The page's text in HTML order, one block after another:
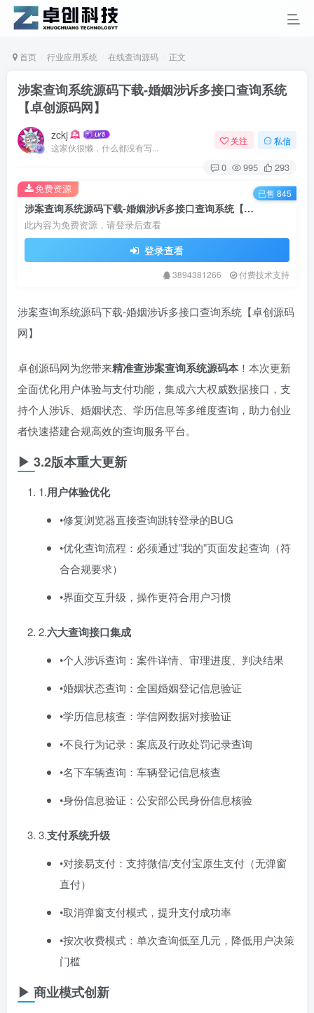
首页 行业应用系统 在线查询源码 正文
涉案查询系统源码下载-婚姻涉诉多接口查询系统
【卓创源码网】
zckj
这家伙很懒，什么都没有写...
关注 私信
0 995 293
涉案查询系统源码下载-婚姻涉诉多接口查询系统【卓创源码网】
此内容为免费资源，请登录后查看
登录查看
3894381266 付费技术支持
免费资源 已售 845
涉案查询系统源码下载-婚姻涉诉多接口查询系统【卓创源码
网】
卓创源码网为您带来精准查涉案查询系统源码本​！本次更新
全面优化用户体验与支付功能，集成六大权威数据接口，支
持个人涉诉、婚姻状态、学历信息等多维度查询，助力创业
者快速搭建合规高效的查询服务平台。
▶ 3.2版本重大更新
1.​用户体验优化
•修复浏览器直接查询跳转登录的BUG
•优化查询流程：必须通过”我的”页面发起查询（符
合合规要求）
•界面交互升级，操作更符合用户习惯
2.​六大查询接口集成
•个人涉诉查询：案件详情、审理进度、判决结果
•婚姻状态查询：全国婚姻登记信息验证
•学历信息核查：学信网数据对接验证
•不良行为记录：案底及行政处罚记录查询
•名下车辆查询：车辆登记信息核查
•身份信息验证：公安部公民身份信息核验
3.​支付系统升级
•对接易支付：支持微信/支付宝原生支付（无弹窗
直付）
•取消弹窗支付模式，提升支付成功率
•按次收费模式：单次查询低至几元，降低用户决策
门槛
▶ 商业模式创新